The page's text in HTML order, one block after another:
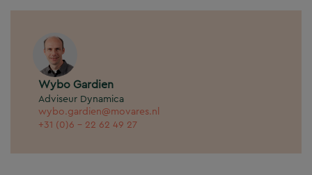
Wybo Gardien
Adviseur Dynamica
wybo.gardien@movares.nl
+31 (0)6 - 22 62 49 27